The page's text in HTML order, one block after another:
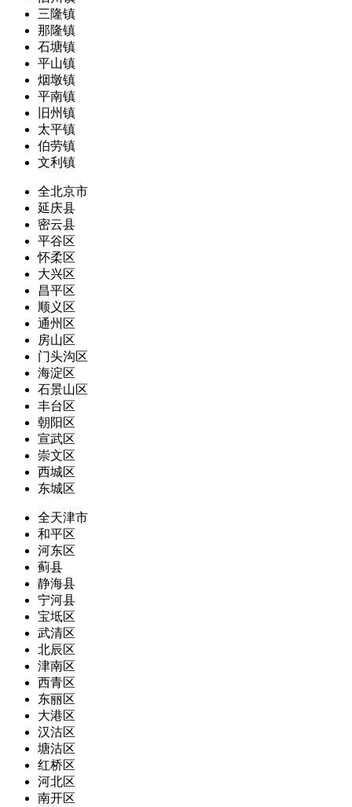
三隆镇
那隆镇
石塘镇
平山镇
烟墩镇
平南镇
旧州镇
太平镇
伯劳镇
文利镇
全北京市
延庆县
密云县
平谷区
怀柔区
大兴区
昌平区
顺义区
通州区
房山区
门头沟区
海淀区
石景山区
丰台区
朝阳区
宣武区
崇文区
西城区
东城区
全天津市
和平区
河东区
蓟县
静海县
宁河县
宝坻区
武清区
北辰区
津南区
西青区
东丽区
大港区
汉沽区
塘沽区
红桥区
河北区
南开区